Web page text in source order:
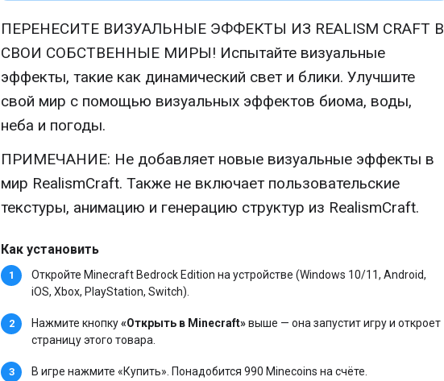
ПЕРЕНЕСИТЕ ВИЗУАЛЬНЫЕ ЭФФЕКТЫ ИЗ REALISM CRAFT В
СВОИ СОБСТВЕННЫЕ МИРЫ! Испытайте визуальные
эффекты, такие как динамический свет и блики. Улучшите
свой мир с помощью визуальных эффектов биома, воды,
неба и погоды.
ПРИМЕЧАНИЕ: Не добавляет новые визуальные эффекты в
мир RealismCraft. Также не включает пользовательские
текстуры, анимацию и генерацию структур из RealismCraft.
Как установить
Откройте Minecraft Bedrock Edition на устройстве (Windows 10/11, Android,
iOS, Xbox, PlayStation, Switch).
Нажмите кнопку«Открыть в Minecraft»выше — она запустит игру и откроет
страницу этого товара.
В игре нажмите «Купить». Понадобится 990 Minecoins на счёте.